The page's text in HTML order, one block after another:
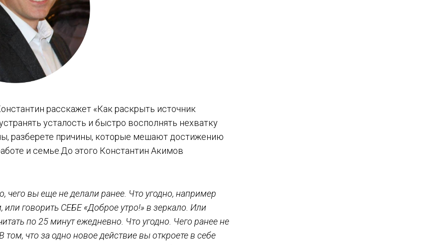
расскажет «Как раскрыть источник
усталость и быстро восполнять нехватку
разберете причины, которые мешают достижению
и семье.До этого Константин Акимов
чего вы еще не делали ранее. Что угодно, например
говорить СЕБЕ «Доброе утро!» в зеркало. Или
по 25 минут ежедневно. Что угодно. Чего ранее не
что за одно новое действие вы откроете в себе